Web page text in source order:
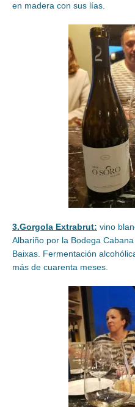
en madera con sus lías.
3.Gorgola Extrabrut: vino
Albariño por la Bodega
Baixas. Fermentación
más de cuarenta meses.